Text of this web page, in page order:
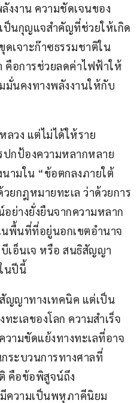
งงาน ความชัดเจนของ
ป็นกุญแจสำคัญที่ช่วยให้เกิด
ดเจาะก๊าซธรรมชาติใน
อการช่วยลดค่าไฟฟ้าให้
มั่นคงทางพลังงานให้กับ
ลวง แต่ไม่ได้ให้ราย
ปกป้องความหลากหลาย
ามใน “ข้อตกลงภายใต้
กฎหมายทะเล ว่าด้วยการ
ย่างยั่งยืนจากความหลาก
พื้นที่ที่อยู่นอกเขตอำนาจ
อ็นเจ หรือ สนธิสัญญา
นปีนี้
ญญาทางเทคนิค แต่เป็น
ะเลของโลก ความสำเร็จ
วามขัดแย้งทางทะเลที่อาจ
ระบวนการทางศาลที่
คือข้อพิสูจน์ถึง
ความเป็นพหุภาคีนิยม